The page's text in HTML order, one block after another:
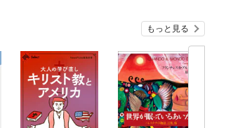
もっと見る